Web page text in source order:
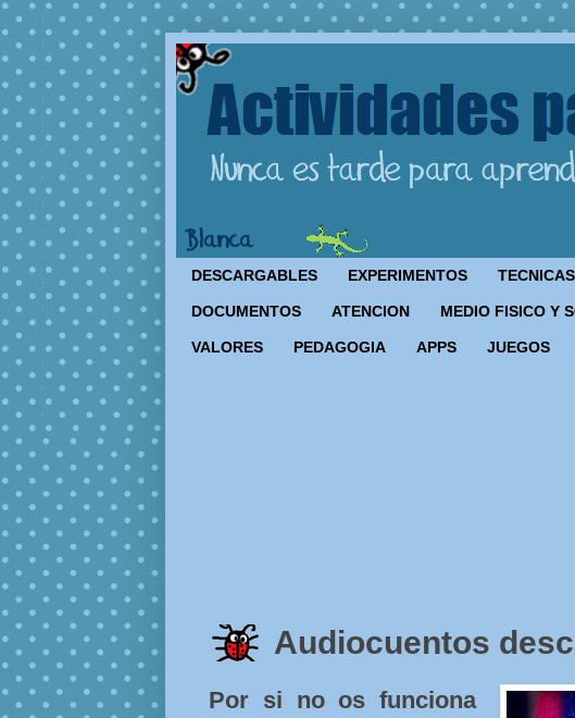
DESCARGABLES EXPERIMENTOS
DOCUMENTOS ATENCION MEDIO FISICO Y
VALORES PEDAGOGIA APPS JUEGOS
Audiocuentos
Por si no os funciona